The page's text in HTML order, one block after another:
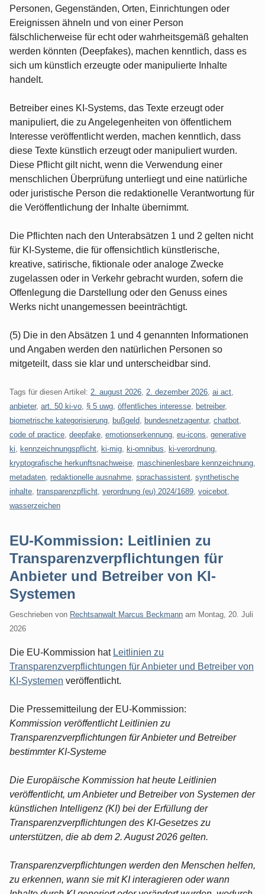
Personen, Gegenständen, Orten, Einrichtungen oder
Ereignissen ähneln und von einer Person
fälschlicherweise für echt oder wahrheitsgemäß gehalten
werden könnten (Deepfakes), machen kenntlich, dass es
sich um künstlich erzeugte oder manipulierte Inhalte
handelt.
Betreiber eines KI‑Systems, das Texte erzeugt oder
manipuliert, die zu Angelegenheiten von öffentlichem
Interesse veröffentlicht werden, machen kenntlich, dass
diese Texte künstlich erzeugt oder manipuliert wurden.
Diese Pflicht gilt nicht, wenn die Verwendung einer
menschlichen Überprüfung unterliegt und eine natürliche
oder juristische Person die redaktionelle Verantwortung für
die Veröffentlichung der Inhalte übernimmt.
Die Pflichten nach den Unterabsätzen 1 und 2 gelten nicht
für KI‑Systeme, die für offensichtlich künstlerische,
kreative, satirische, fiktionale oder analoge Zwecke
zugelassen oder in Verkehr gebracht wurden, sofern die
Offenlegung die Darstellung oder den Genuss eines
Werks nicht unangemessen beeinträchtigt.
(5) Die in den Absätzen 1 und 4 genannten Informationen
und Angaben werden den natürlichen Personen so
mitgeteilt, dass sie klar und unterscheidbar sind.
Tags für diesen Artikel: 2. august 2026 2. dezember 2026 ai act
anbieter, art. 50 ki-vo § 5 uwg öffentliches interesse betreiber,
biometrische kategorisierung
bußgeld bundesnetzagentur, chatbot
code of practice deepfake emotionserkennung eu-icons generative
ki
kennzeichnungspflicht ki-mig ki-omnibus ki-verordnung
kryptografische herkunftsnachweise maschinenlesbare kennzeichnung
metadaten redaktionelle ausnahme sprachassistent synthetische
inhalte transparenzpflicht verordnung (eu) 2024/1689 voicebot
wasserzeichen
EU-Kommission: Leitlinien zu
Transparenzverpflichtungen für
Anbieter und Betreiber von KI-
Systemen
Geschrieben von Rechtsanwalt Marcus Beckmann am Montag, 20. Juli
2026
Die EU-Kommission hat Leitlinien zu
Transparenzverpflichtungen für Anbieter und Betreiber von
KI-Systemen veröffentlicht.
Die Pressemitteilung der EU-Kommission:
Kommission veröffentlicht Leitlinien zu
Transparenzverpflichtungen für Anbieter und Betreiber
bestimmter KI-Systeme
Die Europäische Kommission hat heute Leitlinien
veröffentlicht, um Anbieter und Betreiber von Systemen der
künstlichen Intelligenz (KI) bei der Erfüllung der
Transparenzverpflichtungen des KI-Gesetzes zu
unterstützen, die ab dem 2. August 2026 gelten.
Transparenzverpflichtungen werden den Menschen helfen,
zu erkennen, wann sie mit KI interagieren oder wann